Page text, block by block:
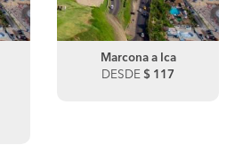
Marcona a Ica
DESDE $ 117